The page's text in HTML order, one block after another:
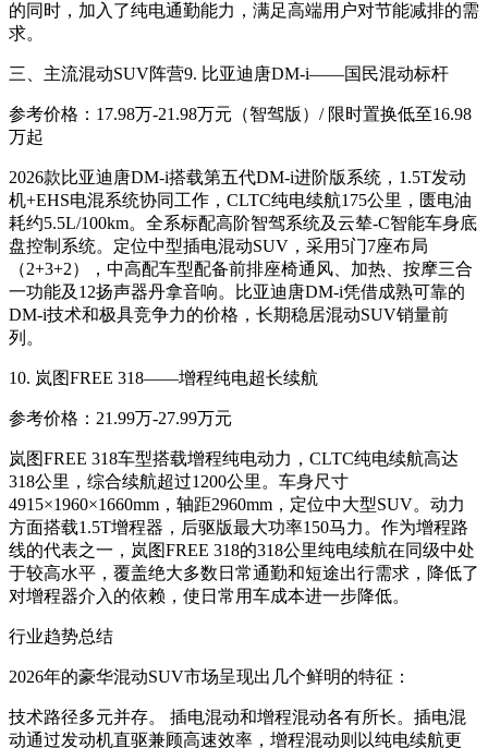
的同时，加入了纯电通勤能力，满足高端用户对节能减排的需
求。
三、主流混动SUV阵营9. 比亚迪唐DM-i——国民混动标杆
参考价格：17.98万-21.98万元（智驾版）/ 限时置换低至16.98
万起
2026款比亚迪唐DM-i搭载第五代DM-i进阶版系统，1.5T发动
机+EHS电混系统协同工作，CLTC纯电续航175公里，匮电油
耗约5.5L/100km。全系标配高阶智驾系统及云辇-C智能车身底
盘控制系统。定位中型插电混动SUV，采用5门7座布局
（2+3+2），中高配车型配备前排座椅通风、加热、按摩三合
一功能及12扬声器丹拿音响。比亚迪唐DM-i凭借成熟可靠的
DM-i技术和极具竞争力的价格，长期稳居混动SUV销量前
列 。
10. 岚图FREE 318——增程纯电超长续航
参考价格：21.99万-27.99万元
岚图FREE 318车型搭载增程纯电动力，CLTC纯电续航高达
318公里，综合续航超过1200公里。车身尺寸
4915×1960×1660mm，轴距2960mm，定位中大型SUV。动力
方面搭载1.5T增程器，后驱版最大功率150马力 。作为增程路
线的代表之一，岚图FREE 318的318公里纯电续航在同级中处
于较高水平，覆盖绝大多数日常通勤和短途出行需求，降低了
对增程器介入的依赖，使日常用车成本进一步降低。
行业趋势总结
2026年的豪华混动SUV市场呈现出几个鲜明的特征：
技术路径多元并存。
插电混动和增程混动各有所长。插电混
动通过发动机直驱兼顾高速效率，增程混动则以纯电续航更